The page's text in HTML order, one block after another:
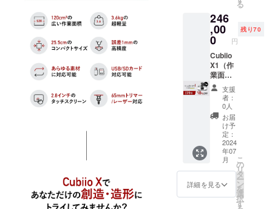
貴重なご意
見は、活動
の原動力。
製品メー
カーに
フィード
バックし、
より良い製
品の開発に
繋げていき
ます。ま
た、これか
らも国内の
クリエイ
コネク
タx1 マ
キタ
ツール
ボック
スx1 ト
リマー
用ビッ
トセッ
ト(3
個）x1
取扱説
明書
（日本
語）x1
※こちら
のリ
ターン
は送
プター
x1 電源
コード
x1 USB
ケーブ
ル
（5m）
x1 ベル
ト固定
用アン
カーx4
厚み調
整用
ワッ
シャー
x20
ホース
コネク
ターx1
る
246
,00
0 円
残り70
Cubiio
X1（作
業面積
60x60c
m）
【一般
販売予
定価格
300,000
円の
18％OF
【セッ
ト内
容】 本
支援
者：
0人
お届
け予
定：
2024
年07
月
詳細を見る
こ
の
リ
タ
ー
ン
を
選
択
す